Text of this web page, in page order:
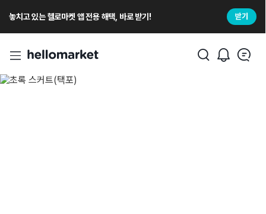
놓치고 있는 헬로마켓 앱 전용 해택, 바로 받기! 받기